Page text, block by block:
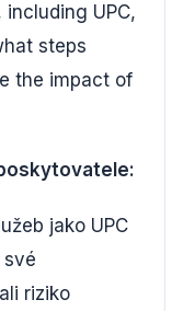
UPC,
steps
the impact of
jako UPC
riziko